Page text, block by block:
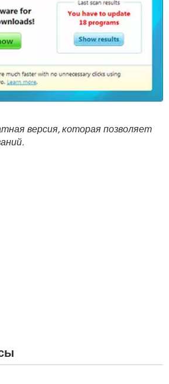
версия, которая позволяет